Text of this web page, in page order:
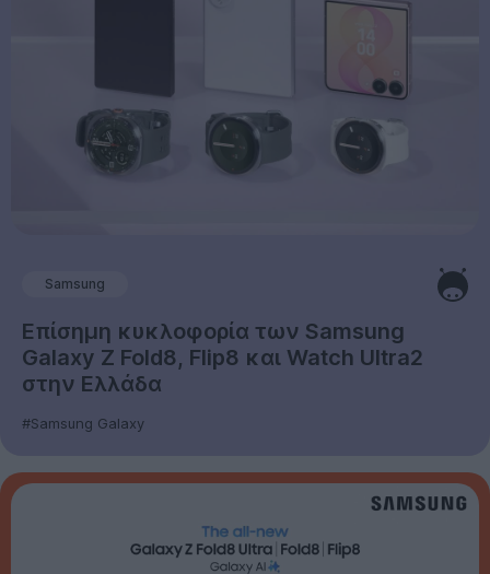
Samsung
Επίσημη κυκλοφορία των Samsung
Galaxy Z Fold8, Flip8 και Watch Ultra2
στην Ελλάδα
#Samsung Galaxy